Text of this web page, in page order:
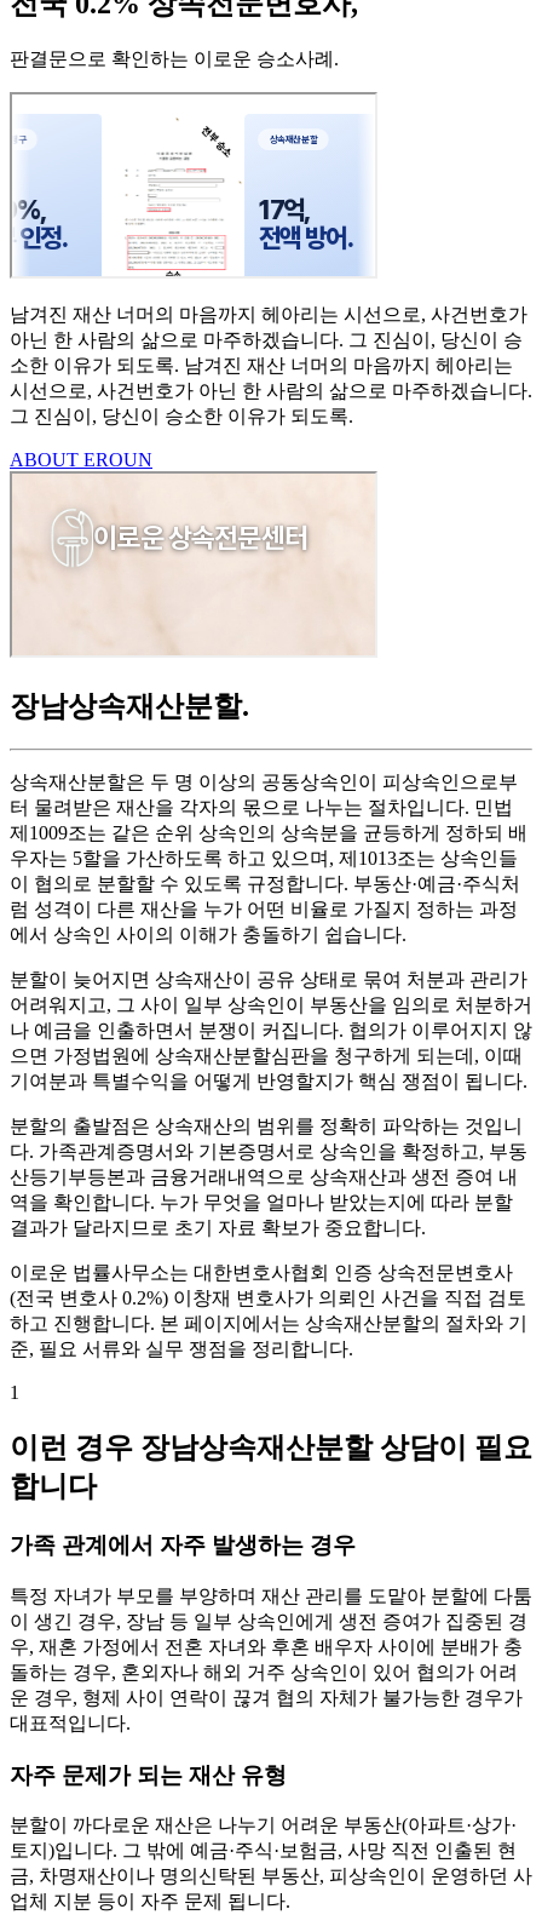
판결문으로 확인하는 이로운 승소사례 .
남겨진 재산 너머의 마음까지 헤아리는 시선으로, 사건번호가
아닌 한 사람의 삶으로 마주하겠습니다. 그 진심이, 당신이 승
소한 이유가 되도록. 남겨진 재산 너머의 마음까지 헤아리는
시선으로, 사건번호가 아닌 한 사람의 삶으로 마주하겠습니다.
그 진심이, 당신이 승소한 이유가 되도록.
ABOUT EROUN
장남상속재산분할.
상속재산분할은 두 명 이상의 공동상속인이 피상속인으로부
터 물려받은 재산을 각자의 몫으로 나누는 절차입니다. 민법
제1009조는 같은 순위 상속인의 상속분을 균등하게 정하되 배
우자는 5할을 가산하도록 하고 있으며, 제1013조는 상속인들
이 협의로 분할할 수 있도록 규정합니다. 부동산·예금·주식처
럼 성격이 다른 재산을 누가 어떤 비율로 가질지 정하는 과정
에서 상속인 사이의 이해가 충돌하기 쉽습니다.
분할이 늦어지면 상속재산이 공유 상태로 묶여 처분과 관리가
어려워지고, 그 사이 일부 상속인이 부동산을 임의로 처분하거
나 예금을 인출하면서 분쟁이 커집니다. 협의가 이루어지지 않
으면 가정법원에 상속재산분할심판을 청구하게 되는데, 이때
기여분과 특별수익을 어떻게 반영할지가 핵심 쟁점이 됩니다.
분할의 출발점은 상속재산의 범위를 정확히 파악하는 것입니
다. 가족관계증명서와 기본증명서로 상속인을 확정하고, 부동
산등기부등본과 금융거래내역으로 상속재산과 생전 증여 내
역을 확인합니다. 누가 무엇을 얼마나 받았는지에 따라 분할
결과가 달라지므로 초기 자료 확보가 중요합니다.
이로운 법률사무소는 대한변호사협회 인증 상속전문변호사
(전국 변호사 0.2%) 이창재 변호사가 의뢰인 사건을 직접 검토
하고 진행합니다. 본 페이지에서는 상속재산분할의 절차와 기
준, 필요 서류와 실무 쟁점을 정리합니다.
1
이런 경우 장남상속재산분할 상담이 필요
합니다
가족 관계에서 자주 발생하는 경우
특정 자녀가 부모를 부양하며 재산 관리를 도맡아 분할에 다툼
이 생긴 경우, 장남 등 일부 상속인에게 생전 증여가 집중된 경
우, 재혼 가정에서 전혼 자녀와 후혼 배우자 사이에 분배가 충
돌하는 경우, 혼외자나 해외 거주 상속인이 있어 협의가 어려
운 경우, 형제 사이 연락이 끊겨 협의 자체가 불가능한 경우가
대표적입니다.
자주 문제가 되는 재산 유형
분할이 까다로운 재산은 나누기 어려운 부동산(아파트·상가·
토지)입니다. 그 밖에 예금·주식·보험금, 사망 직전 인출된 현
금, 차명재산이나 명의신탁된 부동산, 피상속인이 운영하던 사
업체 지분 등이 자주 문제 됩니다.